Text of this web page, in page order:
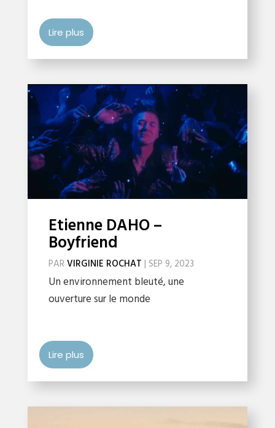
Lire plus
Etienne DAHO –
Boyfriend
PARVIRGINIE ROCHAT | SEP 9, 2023
Un environnement bleuté, une
ouverture sur le monde
Lire plus